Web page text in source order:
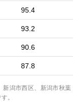
95.4
93.2
90.6
87.8
新潟市西区、新潟市秋葉
。